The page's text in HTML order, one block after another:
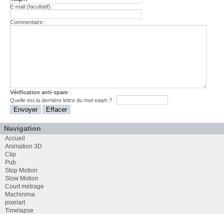
E-mail (facultatif) :
Commentaire :
Vérification anti-spam :
Quelle est ladernière lettre du moteawh ? :
Navigation
Accueil
Animation 3D
Clip
Pub
Stop Motion
Slow Motion
Court métrage
Machinima
pixelart
Timelapse